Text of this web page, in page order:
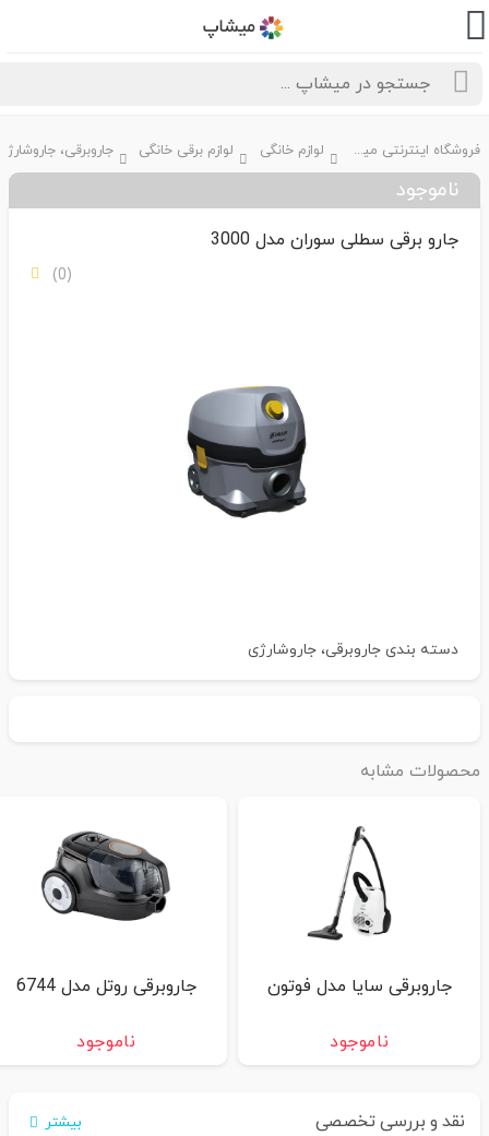
فروشگاه اینترنتی میشاپ لوازم خانگی لوازم برقی خانگی جاروبرقی، جاروشارژی
ناموجود
جارو برقی سطلی سوران مدل 3000
دسته بندیجاروبرقی، جاروشارژی
مشابه
جاروبرقی سایا مدل فوتون
ناموجود
جاروبرقی روتل مدل 6744
ناموجود
نقد و بررسی تخصصی بیشتر